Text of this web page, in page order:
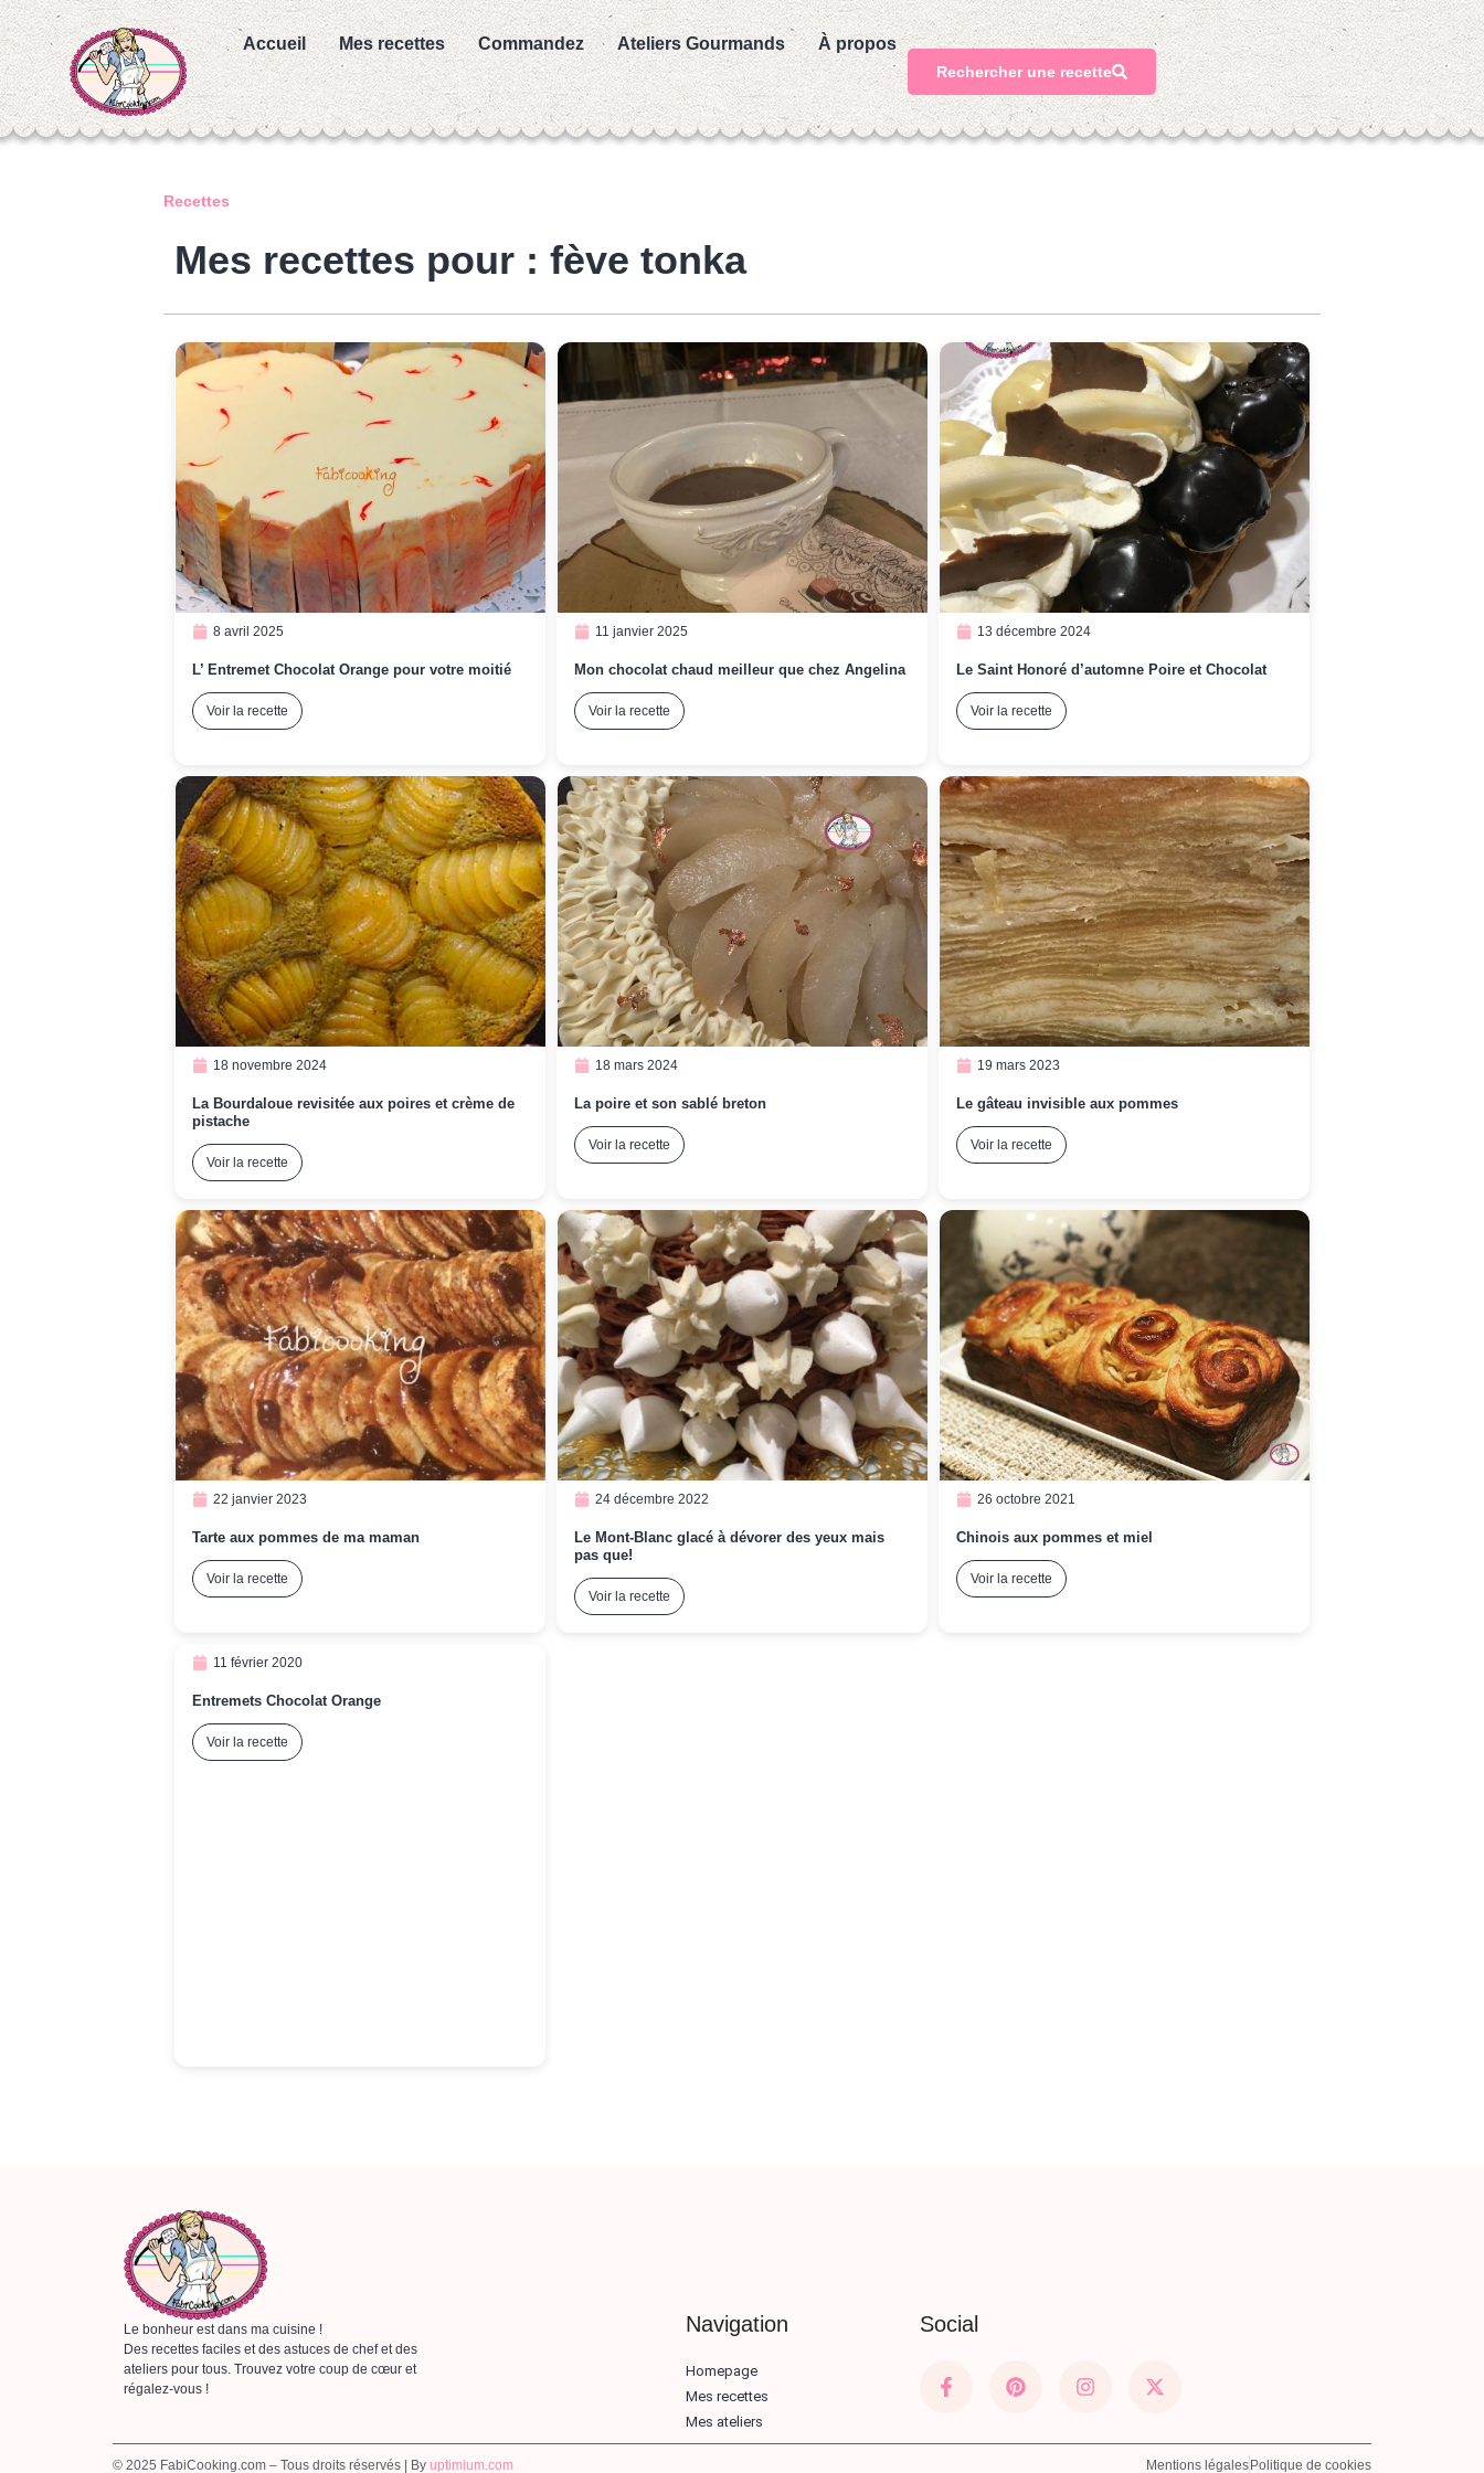
Accueil Mes recettes Commandez Ateliers Gourmands À propos
Rechercher une recette
Recettes
Mes recettes pour : fève tonka
8 avril 2025
L’ Entremet Chocolat Orange pour votre moitié
Voir la recette
11 janvier 2025
Mon chocolat chaud meilleur que chez Angelina
Voir la recette
13 décembre 2024
Le Saint Honoré d’automne Poire et Chocolat
Voir la recette
18 novembre 2024
La Bourdaloue revisitée aux poires et crème de
pistache
Voir la recette
18 mars 2024
La poire et son sablé breton
Voir la recette
19 mars 2023
Le gâteau invisible aux pommes
Voir la recette
22 janvier 2023
Tarte aux pommes de ma maman
Voir la recette
24 décembre 2022
Le Mont-Blanc glacé à dévorer des yeux mais
pas que!
Voir la recette
26 octobre 2021
Chinois aux pommes et miel
Voir la recette
11 février 2020
Entremets Chocolat Orange
Voir la recette
Le bonheur est dans ma cuisine !
Des recettes faciles et des astuces de chef et des
ateliers pour tous. Trouvez votre coup de cœur et
régalez-vous !
Navigation
Homepage
Mes recettes
Mes ateliers
Social
© 2025 FabiCooking.com – Tous droits réservés | By uptimium.com Mentions légales Politique de cookies